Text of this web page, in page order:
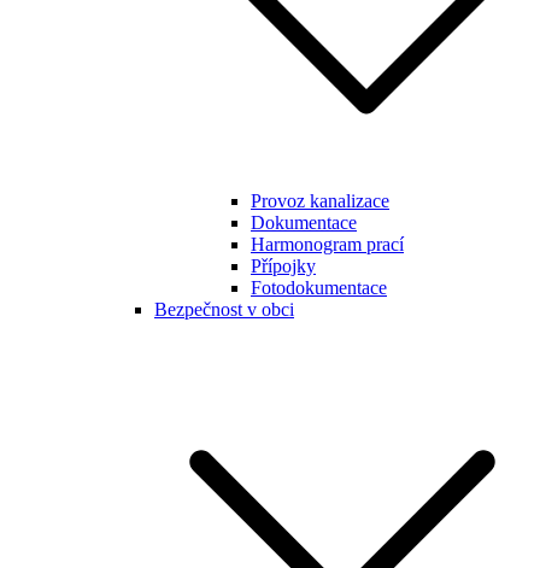
Provoz kanalizace
Dokumentace
Harmonogram prací
Přípojky
Fotodokumentace
Bezpečnost v obci